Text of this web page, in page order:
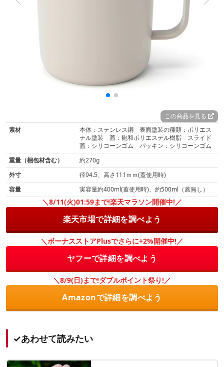
この商品を見る
素材
本体：ステンレス鋼 表面塗装の種類：ポリエス
テル塗装 蓋：飽和ポリエステル樹脂 スライド
蓋：シリコーンゴム パッキン：シリコーンゴム
重量（梱包材含む）
約270g
外寸
径94.5、高さ111ｍｍ(蓋使用時)
容量
実容量約400ml(蓋使用時)、約500ml（蓋無し）
＼8/11(火)01:59まで!楽天マラソン開催中!／
楽天市場で詳細を調べよう
＼ボーナスストアPlusでさらに+2%開催中!／
ヤフーで詳細を調べよう
＼8/9(日)まで!ダブルポイント祭り!／
Amazonで詳細を調べよう
✓あわせて読みたい